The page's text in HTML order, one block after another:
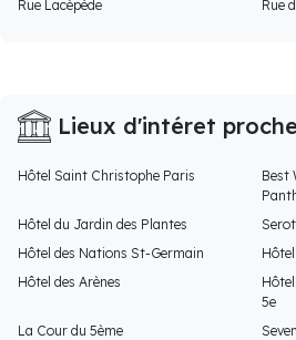
Rue Lacépède
Rue
Lieux d'intéret
Hôtel Saint Christophe Paris
Best
Hôtel du Jardin des Plantes
Hôtel des Nations St-Germain
Hôtel des Arènes
5e
La Cour du 5ème